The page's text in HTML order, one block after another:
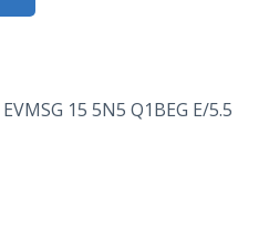
15 5N5 Q1BEG E/5.5